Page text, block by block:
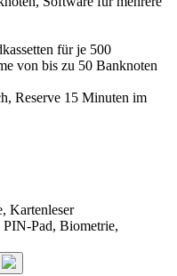
für je 500
von bis zu 50 Banknoten
Reserve 15 Minuten im
Kartenleser
PIN-Pad, Biometrie,